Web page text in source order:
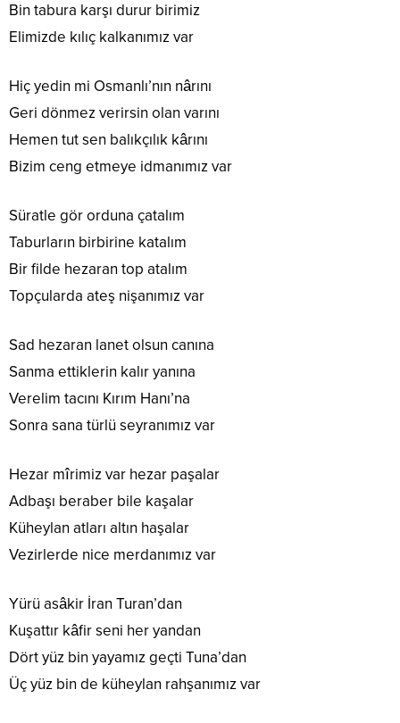
Bin tabura karşı durur birimiz
Elimizde kılıç kalkanımız var
Hiç yedin mi Osmanlı’nın nârını
Geri dönmez verirsin olan varını
Hemen tut sen balıkçılık kârını
Bizim ceng etmeye idmanımız var
Süratle gör orduna çatalım
Taburların birbirine katalım
Bir filde hezaran top atalım
Topçularda ateş nişanımız var
Sad hezaran lanet olsun canına
Sanma ettiklerin kalır yanına
Verelim tacını Kırım Hanı’na
Sonra sana türlü seyranımız var
Hezar mîrimiz var hezar paşalar
Adbaşı beraber bile kaşalar
Küheylan atları altın haşalar
Vezirlerde nice merdanımız var
Yürü asâkir İran Turan’dan
Kuşattır kâfir seni her yandan
Dört yüz bin yayamız geçti Tuna’dan
Üç yüz bin de küheylan rahşanımız var